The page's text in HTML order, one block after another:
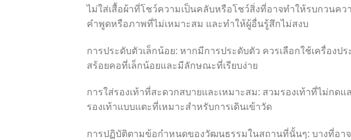
ไม่ใส่เสื้อผ้าที่โชว์ความเป็นคลับหรือโชว์สิ่งที่อาจทำให้รบกวนค
คำพูดหรือภาพที่ไม่เหมาะสม และทำให้ผู้อื่นรู้สึกไม่สงบ
การประดับตัวเล็กน้อย: หากมีการประดับตัว ควรเลือกใช้เครื่องป
สร้อยคอที่เล็กน้อยและมีลักษณะที่เรียบง่าย
การใส่รองเท้าที่สะดวกสบายและเหมาะสม: สวมรองเท้าที่ไม่กด
รองเท้าแบบแตะที่เหมาะสำหรับการเดินเข้าวัด
การปฏิบัติตามข้อกำหนดของวัฒนธรรมในสถานที่นั้นๆ: บางที่อาจ